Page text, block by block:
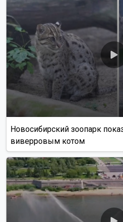
Новосибирский зоопарк
виверровым котом